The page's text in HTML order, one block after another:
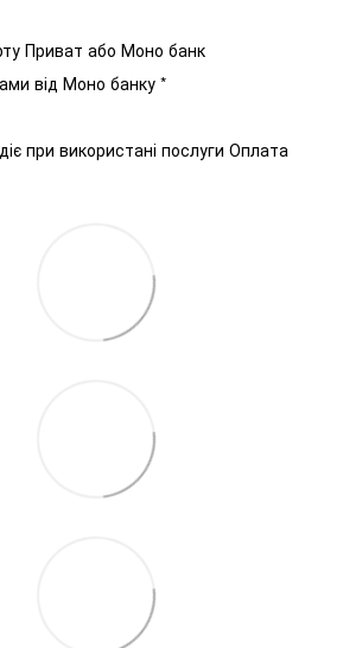
Приват або Моно банк
від Моно банку *
при використані послуги Оплата